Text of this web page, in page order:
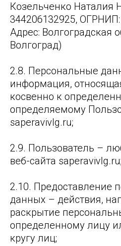
Козельченко Наталия
344206132925,
Адрес: Волгоградская
Волгоград)
2.8. Персональные
информация,
косвенно к
определяемому
saperavivlg.ru;
2.9. Пользователь –
веб-сайта saperavivlg.ru;
2.10. Предоставление
данных – действия,
раскрытие
определенному лицу
кругу лиц;